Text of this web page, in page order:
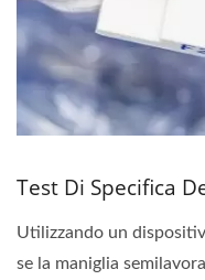
Test Di Specifica
Utilizzando un
se la maniglia